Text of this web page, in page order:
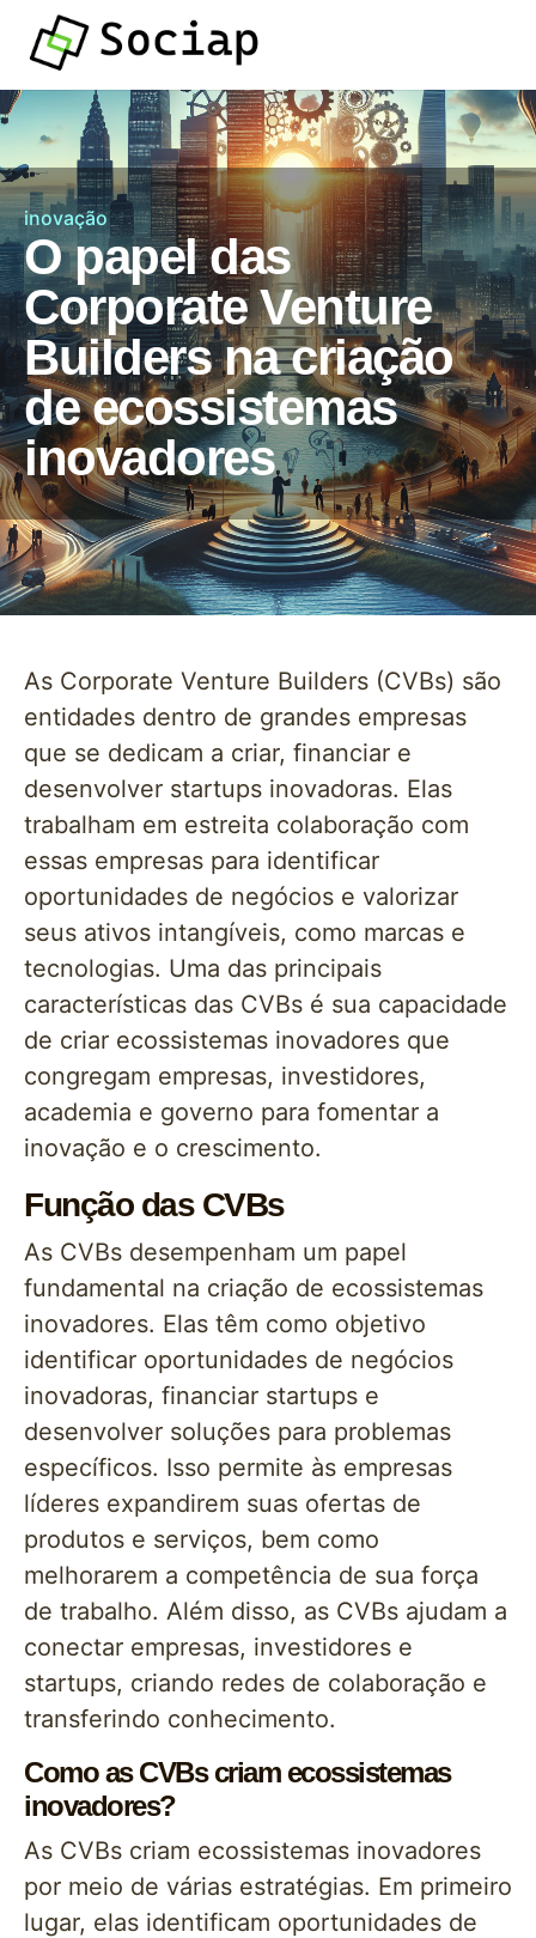
inovação
O papel das
Corporate Venture
Builders na criação
de ecossistemas
inovadores
As Corporate Venture Builders (CVBs) são
entidades dentro de grandes empresas
que se dedicam a criar, financiar e
desenvolver startups inovadoras. Elas
trabalham em estreita colaboração com
essas empresas para identificar
oportunidades de negócios e valorizar
seus ativos intangíveis, como marcas e
tecnologias. Uma das principais
características das CVBs é sua capacidade
de criar ecossistemas inovadores que
congregam empresas, investidores,
academia e governo para fomentar a
inovação e o crescimento.
Função das CVBs
As CVBs desempenham um papel
fundamental na criação de ecossistemas
inovadores. Elas têm como objetivo
identificar oportunidades de negócios
inovadoras, financiar startups e
desenvolver soluções para problemas
específicos. Isso permite às empresas
líderes expandirem suas ofertas de
produtos e serviços, bem como
melhorarem a competência de sua força
de trabalho. Além disso, as CVBs ajudam a
conectar empresas, investidores e
startups, criando redes de colaboração e
transferindo conhecimento.
Como as CVBs criam ecossistemas
inovadores?
As CVBs criam ecossistemas inovadores
por meio de várias estratégias. Em primeiro
lugar, elas identificam oportunidades de